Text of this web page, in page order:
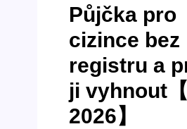
Půjčka pro
cizince bez
registru a
ji vyhnout
2026】